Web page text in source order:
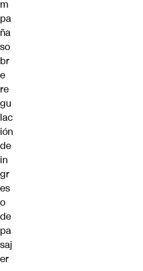
m
pa
ña
so
br
e
re
gu
lac
ión
de
in
gr
es
o
de
pa
saj
er